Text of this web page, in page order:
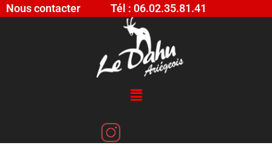
Nous contacter Tél : 06.02.35.81.41
Une autre façon de
pratiquer le Trail !